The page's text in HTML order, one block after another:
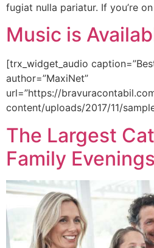
fugiat nulla pariatur. If you’re
Music is
[trx_widget_audio
author=”MaxiNet”
url=”https://
content/uploads/2017/11/
The Largest
Family Evenings